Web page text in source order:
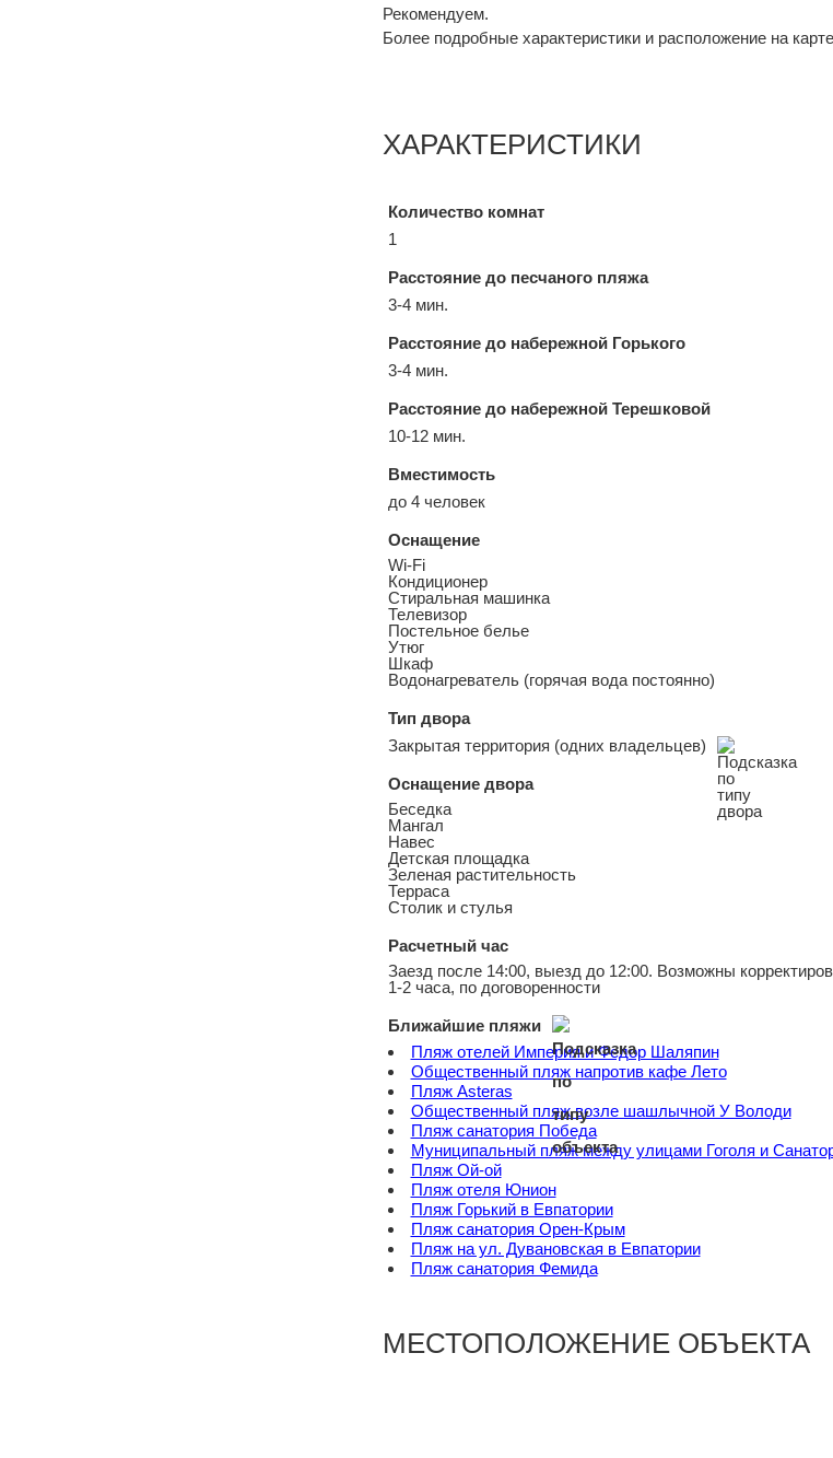
Рекомендуем.
Более подробные характеристики и расположение на
ХАРАКТЕРИСТИКИ
Количество комнат
1
Расстояние до песчаного пляжа
3-4 мин.
Расстояние до набережной Горького
3-4 мин.
Расстояние до набережной Терешковой
10-12 мин.
Вместимость
до 4 человек
Оснащение
Wi-Fi
Кондиционер
Стиральная машинка
Телевизор
Постельное белье
Утюг
Шкаф
Водонагреватель (горячая вода постоянно)
Тип двора
Закрытая территория (одних владельцев)
Оснащение двора
Беседка
Мангал
Навес
Детская площадка
Зеленая растительность
Терраса
Столик и стулья
Расчетный час
Заезд после 14:00, выезд до 12:00. Возможны
1-2 часа, по договоренности
Ближайшие пляжи
Пляж отелей Империя и Федор Шаляпин
Общественный пляж напротив кафе Лето
Пляж Asteras
Общественный пляж возле шашлычной У Володи
Пляж санатория Победа
Муниципальный пляж между улицами Гоголя и
Пляж Ой-ой
Пляж отеля Юнион
Пляж Горький в Евпатории
Пляж санатория Орен-Крым
Пляж на ул. Дувановская в Евпатории
Пляж санатория Фемида
МЕСТОПОЛОЖЕНИЕ ОБЪЕКТА